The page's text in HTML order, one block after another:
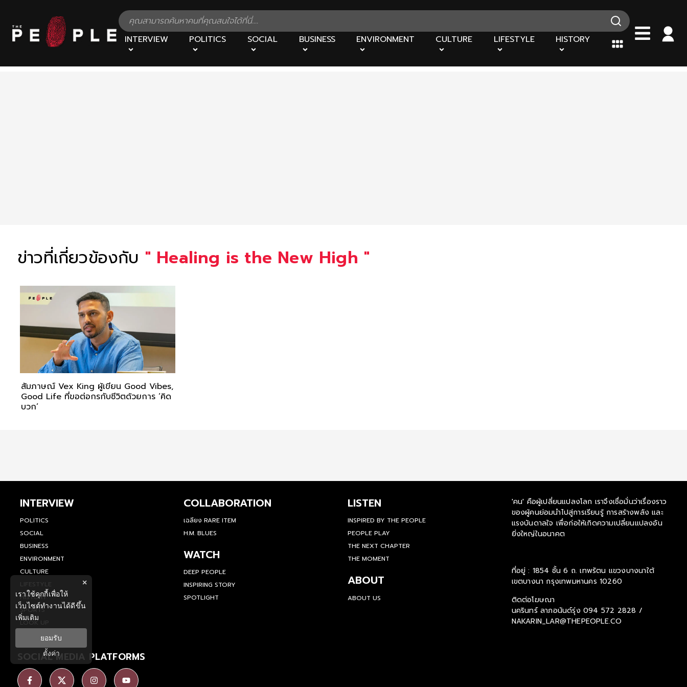
INTERVIEW POLITICS SOCIAL BUSINESS ENVIRONMENT CULTURE LIFESTYLE HISTORY
ข่าวที่เกี่ยวข้องกับ " Healing is the New High "
สัมภาษณ์ Vex King ผู้เขียน Good Vibes,
Good Life ที่ขอต่อกรกับชีวิตด้วยการ ‘คิด
บวก’
INTERVIEW
POLITICS
SOCIAL
BUSINESS
ENVIRONMENT
CULTURE
LIFESTYLE
HISTORY
SPORTS
LOOK UP
COLLABORATION
เฉลียง RARE ITEM
H.M. BLUES
WATCH
DEEP PEOPLE
INSPIRING STORY
SPOTLIGHT
LISTEN
INSPIRED BY THE PEOPLE
PEOPLE PLAY
THE NEXT CHAPTER
THE MOMENT
ABOUT
ABOUT US
'คน' คือผู้เปลี่ยนแปลงโลก เราจึงเชื่อมั่นว่าเรื่องราว
ของผู้คนย่อมนำไปสู่การเรียนรู้ การสร้างพลัง และ
แรงบันดาลใจ เพื่อก่อให้เกิดความเปลี่ยนแปลงอัน
ยิ่งใหญ่ในอนาคต
ที่อยู่ : 1854 ชั้น 6 ถ. เทพรัตน แขวงบางนาใต้
เขตบางนา กรุงเทพมหานคร 10260
ติดต่อโฆษณา
นครินทร์ ลาภอนันด์รุ่ง 094 572 2828 /
NAKARIN_LAR@THEPEOPLE.CO
SOCIAL MEDIA PLATFORMS
×
เราใช้คุกกี้เพื่อให้
เว็บไซต์ทำงานได้ดีขึ้น
เพิ่มเติม
ยอมรับ
ตั้งค่า